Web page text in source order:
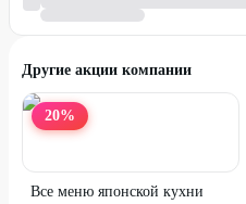
Другие акции компании
20%
Все меню японской кухни